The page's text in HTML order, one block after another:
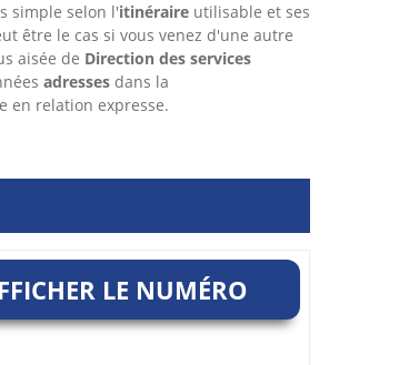
simple selon l'itinéraireutilisable et ses
être le cas si vous venez d'une autre
aisée de Direction des services
adressesdans la
en relation expresse.
LE NUMÉRO